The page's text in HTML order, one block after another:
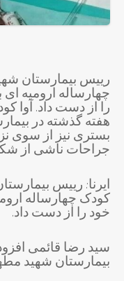
رییس بیمارستان
چهارساله ارومیه
را از دست داد. آوا
هفته گذشته در
بستری نیز از سوی
جراحات ناشی از
ایرنا: رییس
کودک چهارساله
خود را از دست داد.
سید رضا قائمی
بیمارستان شهید